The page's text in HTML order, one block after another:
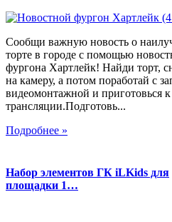
Сообщи важную новость о
торте в городе с помощью
фургона Хартлейк! Найди торт,
на камеру, а потом поработай с
видеомонтажной и приготовься к
трансляции.Подготовь...
Подробнее »
Набор элементов ГК iLKids для
площадки 1…